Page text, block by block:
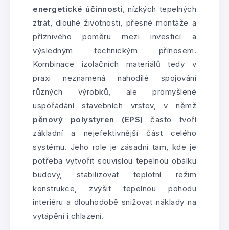
energetické účinnosti, nízkých tepelných
ztrát, dlouhé životnosti, přesné montáže a
příznivého poměru mezi investicí a
výsledným technickým přínosem.
Kombinace izolačních materiálů tedy v
praxi neznamená nahodilé spojování
různých výrobků, ale promyšlené
uspořádání stavebních vrstev, v němž
pěnový polystyren (EPS) často tvoří
základní a nejefektivnější část celého
systému. Jeho role je zásadní tam, kde je
potřeba vytvořit souvislou tepelnou obálku
budovy, stabilizovat teplotní režim
konstrukce, zvýšit tepelnou pohodu
interiéru a dlouhodobě snižovat náklady na
vytápění i chlazení.